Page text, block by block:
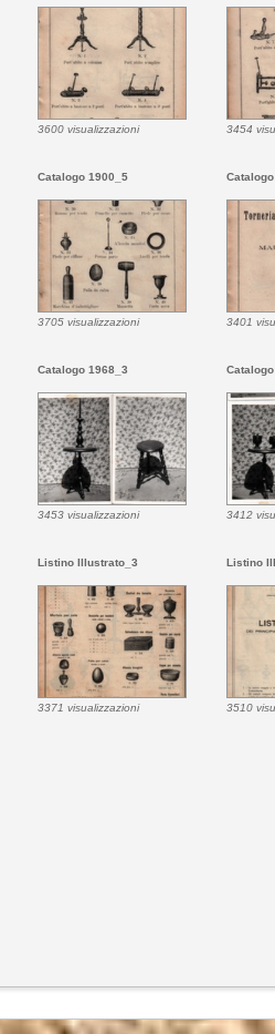
3600 visualizzazioni 3454
Catalogo 1900_5
3705 visualizzazioni 3401
Catalogo 1968_3
3453 visualizzazioni 3412
Listino Illustrato_3
3371 visualizzazioni
Listino
3510